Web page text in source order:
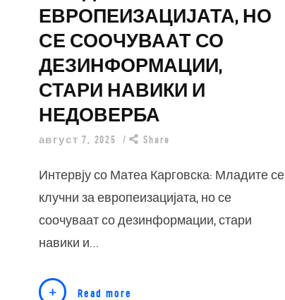
ЕВРОПЕИЗАЦИЈАТА, НО
СЕ СООЧУВААТ СО
ДЕЗИНФОРМАЦИИ,
СТАРИ НАВИКИ И
НЕДОВЕРБА
август 7, 2025 Share
Интервју со Матеа Карговска: Младите се
клучни за европеизацијата, но се
соочуваат со дезинформации, стари
навики и…
Read more